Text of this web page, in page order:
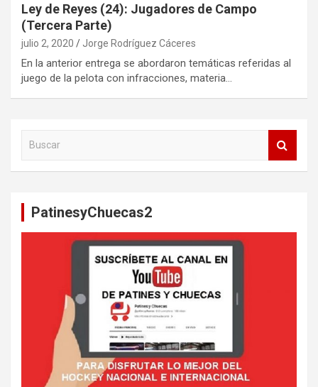
Ley de Reyes (24): Jugadores de Campo
(Tercera Parte)
julio 2, 2020 Jorge Rodríguez Cáceres
En la anterior entrega se abordaron temáticas referidas al
juego de la pelota con infracciones, materia…
PatinesyChuecas2